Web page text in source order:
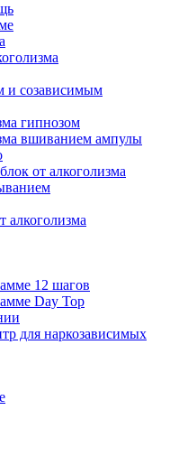
и созависимым
гипнозом
вшиванием ампулы
от алкоголизма
алкоголизма
12 шагов
Day Top
для наркозависимых